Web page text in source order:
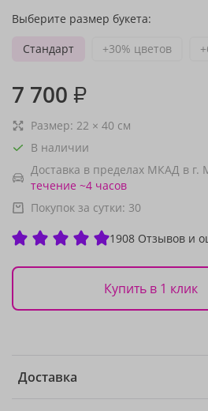
Выберите размер букета:
Стандарт
+30% цветов
7 700 ₽
Размер: 22 × 40 см
В наличии
Доставка в пределах МКАД в г.
течение ~4 часов
Покупок за сутки: 30
1908 Отзывов и
Купить в 1 клик
Доставка